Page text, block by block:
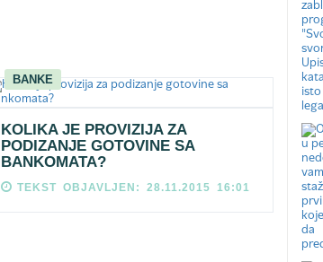
BANKE
KOLIKA JE PROVIZIJA ZA
PODIZANJE GOTOVINE SA
BANKOMATA?
TEKST OBJAVLJEN: 28.11.2015 16:01